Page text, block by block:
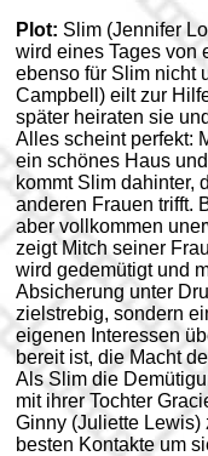
Plot: Slim (Jennifer
wird eines Tages von
ebenso für Slim nicht
Campbell) eilt zur
später heiraten sie
Alles scheint perfekt:
ein schönes Haus
kommt Slim dahinter,
anderen Frauen trifft.
aber vollkommen
zeigt Mitch seiner
wird gedemütigt und
Absicherung unter
zielstrebig, sondern
eigenen Interessen
bereit ist, die Macht
Als Slim die
mit ihrer Tochter
Ginny (Juliette Lewis)
besten Kontakte um